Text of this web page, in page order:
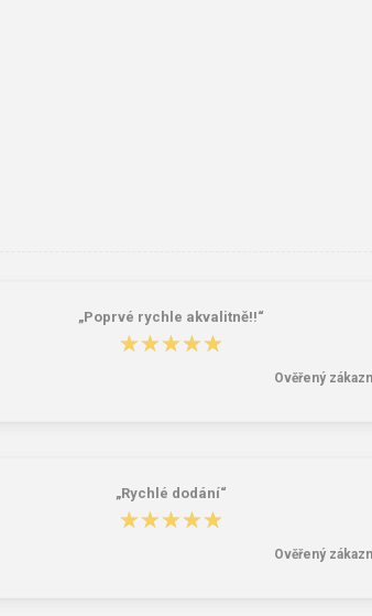
„Poprvé rychle akvalitně!!“
★★★★★
★★★★★
Ověřený
„Rychlé dodání“
★★★★★
★★★★★
Ověřený